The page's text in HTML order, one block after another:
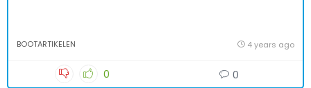
BOOTARTIKELEN 4 years ago
0 0